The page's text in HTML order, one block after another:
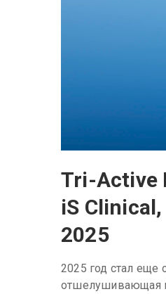
Tri-Active
iS
2025
2025 год стал еще
отшелушивающая